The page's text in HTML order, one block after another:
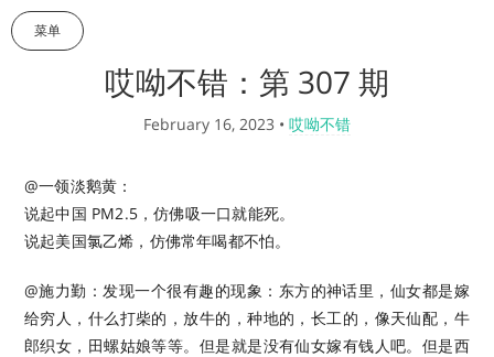
菜单
哎呦不错：第 307 期
February 16, 2023 • 哎呦不错
@一领淡鹅黄：
说起中国 PM2.5，仿佛吸一口就能死。
说起美国氯乙烯，仿佛常年喝都不怕。 ​​​
@施力勤：发现一个很有趣的现象：东方的神话里，仙女都是嫁
给穷人，什么打柴的，放牛的，种地的，长工的，像天仙配，牛
郎织女，田螺姑娘等等。但是就是没有仙女嫁有钱人吧。但是西